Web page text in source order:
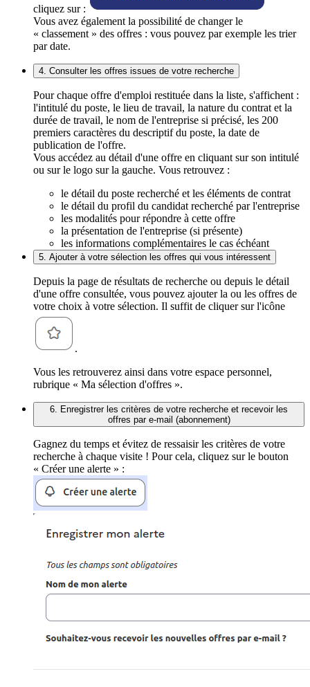
cliquez sur :
Vous avez également la possibilité de changer le
« classement » des offres : vous pouvez par exemple les trier
par date.
4. Consulter les offres issues de votre recherche
Pour chaque offre d'emploi restituée dans la liste, s'affichent :
l'intitulé du poste, le lieu de travail, la nature du contrat et la
durée de travail, le nom de l'entreprise si précisé, les 200
premiers caractères du descriptif du poste, la date de
publication de l'offre.
Vous accédez au détail d'une offre en cliquant sur son intitulé
ou sur le logo sur la gauche. Vous retrouvez :
le détail du poste recherché et les éléments de contrat
le détail du profil du candidat recherché par l'entreprise
les modalités pour répondre à cette offre
la présentation de l'entreprise (si présente)
les informations complémentaires le cas échéant
5. Ajouter à votre sélection les offres qui vous intéressent
Depuis la page de résultats de recherche ou depuis le détail
d'une offre consultée, vous pouvez ajouter la ou les offres de
votre choix à votre sélection. Il suffit de cliquer sur l'icône
.
Vous les retrouverez ainsi dans votre espace personnel,
rubrique « Ma sélection d'offres ».
6. Enregistrer les critères de votre recherche et recevoir les
offres par e-mail (abonnement)
Gagnez du temps et évitez de ressaisir les critères de votre
recherche à chaque visite ! Pour cela, cliquez sur le bouton
« Créer une alerte » :